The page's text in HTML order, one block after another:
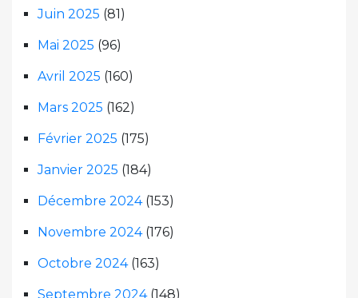
Juin 2025 (81)
Mai 2025 (96)
Avril 2025 (160)
Mars 2025 (162)
Février 2025 (175)
Janvier 2025 (184)
Décembre 2024(153)
Novembre 2024(176)
Octobre 2024(163)
Septembre 2024(148)